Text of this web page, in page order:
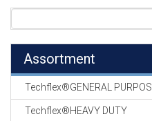
Assortment
Techflex®GENERAL
Techflex®HEAVY DUTY